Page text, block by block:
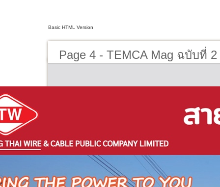
Basic HTML Version
Page 4 - TEMCA Mag ฉบับที่